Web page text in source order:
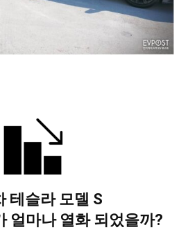
테슬라 모델 S
얼마나 열화 되었을까?